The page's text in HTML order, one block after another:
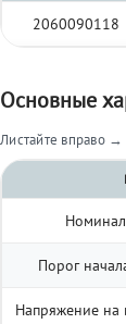
2060090118
Основные
Листайте вправо →
Порог
Напряжение на